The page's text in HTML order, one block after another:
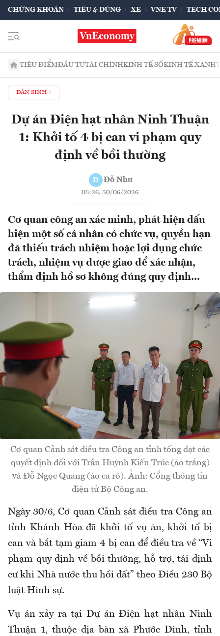
CHỨNG KHOÁN TIÊU & DÙNG XE VNE TV TECH
TIÊU ĐIỂMĐẦU TƯTÀI CHÍNHKINH TẾ SỐKINH TẾ XANH
DÂN SINH
Dự án Điện hạt nhân Ninh Thuận
1: Khởi tố 4 bị can vi phạm quy
định về bồi thường
Đ Đỗ Như
08:26, 30/06/2026
Cơ quan công an xác minh, phát hiện dấu
hiện một số cá nhân có chức vụ, quyền hạn
đã thiếu trách nhiệm hoặc lợi dụng chức
trách, nhiệm vụ được giao để xác nhận,
thẩm định hồ sơ không đúng quy định...
Cơ quan Cảnh sát điều tra Công an tỉnh tống đạt các
quyết định đối với Trần Huỳnh Kiến Trúc (áo trắng)
và Đỗ Ngọc Quang (áo ca rô). Ảnh: Cổng thông tin
điện tử Bộ Công an.
Ngày 30/6, Cơ quan Cảnh sát điều tra Công an
tỉnh Khánh Hòa đã khởi tố vụ án, khởi tố bị
can và bắt tạm giam 4 bị can để điều tra về “Vi
phạm quy định về bồi thường, hỗ trợ, tái định
cư khi Nhà nước thu hồi đất” theo Điều 230 Bộ
luật Hình sự.
Vụ án xảy ra tại Dự án Điện hạt nhân Ninh
Thuận 1, thuộc địa bàn xã Phước Dinh, tỉnh